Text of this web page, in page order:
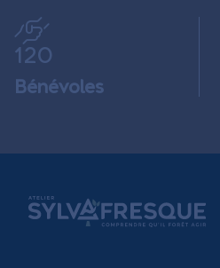
120
Bénévoles